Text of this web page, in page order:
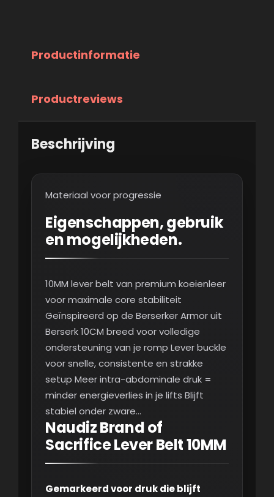
Productinformatie
Productreviews
Beschrijving
Materiaal voor progressie
Eigenschappen, gebruik
en mogelijkheden.
10MM lever belt van premium koeienleer
voor maximale core stabiliteit
Geïnspireerd op de Berserker Armor uit
Berserk 10CM breed voor volledige
ondersteuning van je romp Lever buckle
voor snelle, consistente en strakke
setup Meer intra-abdominale druk =
minder energieverlies in je lifts Blijft
stabiel onder zware…
Naudiz Brand of
Sacrifice Lever Belt 10MM
Gemarkeerd voor druk die blijft